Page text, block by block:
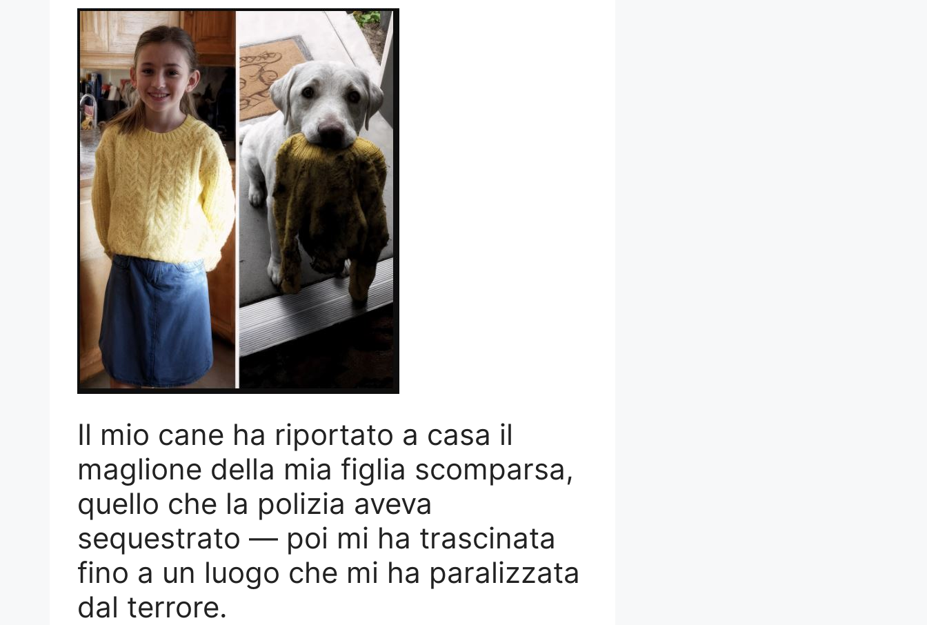
Il mio cane ha riportato a casa il
maglione della mia figlia scomparsa,
quello che la polizia aveva
sequestrato — poi mi ha trascinata
fino a un luogo che mi ha paralizzata
dal terrore.